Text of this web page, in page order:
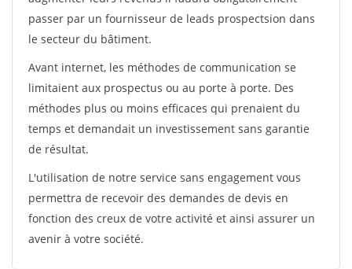
passer par un fournisseur de leads prospectsion dans
le secteur du bâtiment.
Avant internet, les méthodes de communication se
limitaient aux prospectus ou au porte à porte. Des
méthodes plus ou moins efficaces qui prenaient du
temps et demandait un investissement sans garantie
de résultat.
L'utilisation de notre service sans engagement vous
permettra de recevoir des demandes de devis en
fonction des creux de votre activité et ainsi assurer un
avenir à votre société.